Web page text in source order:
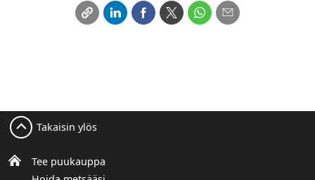
Tee puukauppa
Takaisin ylös